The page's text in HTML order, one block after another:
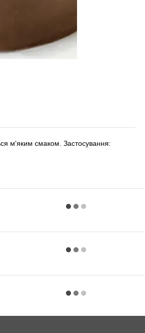
м'яким смаком. Застосування: